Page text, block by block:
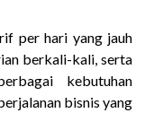
per hari yang jauh
berkali-kali, serta
kebutuhan
bisnis yang